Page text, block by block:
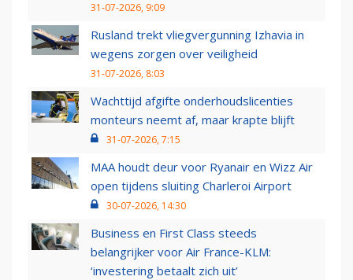
31-07-2026, 9:09
Rusland trekt vliegvergunning Izhavia in
wegens zorgen over veiligheid
31-07-2026, 8:03
Wachttijd afgifte onderhoudslicenties
monteurs neemt af, maar krapte blijft
31-07-2026, 7:15
MAA houdt deur voor Ryanair en Wizz Air
open tijdens sluiting Charleroi Airport
30-07-2026, 14:30
Business en First Class steeds
belangrijker voor Air France-KLM:
‘investering betaalt zich uit’